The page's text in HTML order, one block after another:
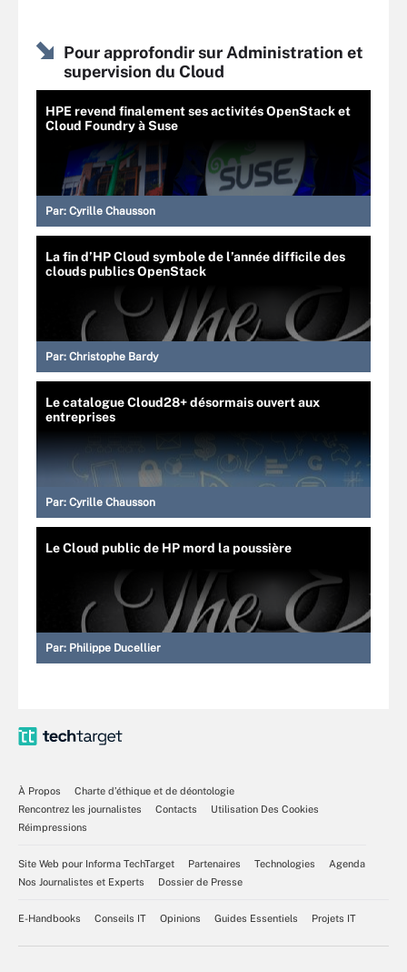
Pour approfondir sur Administration et
supervision du Cloud
HPE revend finalement ses activités OpenStack et
Cloud Foundry à Suse
Par: Cyrille Chausson
La fin d’HP Cloud symbole de l’année difficile des
clouds publics OpenStack
Par: Christophe Bardy
Le catalogue Cloud28+ désormais ouvert aux
entreprises
Par: Cyrille Chausson
Le Cloud public de HP mord la poussière
Par: Philippe Ducellier
À Propos
Charte d’éthique et de déontologie
Rencontrez les journalistes
Contacts
Utilisation Des Cookies
Réimpressions
Site Web pour Informa TechTarget Partenaires Technologies
Agenda
Nos Journalistes et Experts
Dossier de Presse
E-Handbooks Conseils IT Opinions Guides Essentiels Projets IT